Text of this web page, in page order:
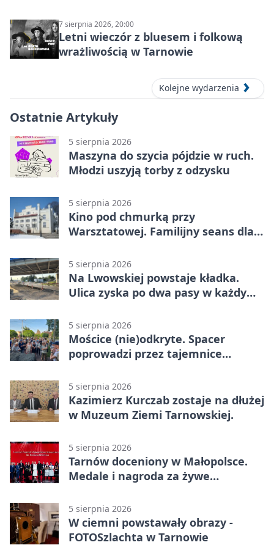
7 sierpnia 2026, 20:00
Letni wieczór z bluesem i folkową
wrażliwością w Tarnowie
Kolejne wydarzenia
Ostatnie Artykuły
5 sierpnia 2026
Maszyna do szycia pójdzie w ruch.
Młodzi uszyją torby z odzysku
5 sierpnia 2026
Kino pod chmurką przy
Warsztatowej. Familijny seans dla
5 sierpnia 2026
Na Lwowskiej powstaje kładka.
Ulica zyska po dwa pasy w każdym
5 sierpnia 2026
Mościce (nie)odkryte. Spacer
poprowadzi przez tajemnice
5 sierpnia 2026
Kazimierz Kurczab zostaje na dłużej
w Muzeum Ziemi Tarnowskiej.
5 sierpnia 2026
Tarnów doceniony w Małopolsce.
Medale i nagroda za żywe
5 sierpnia 2026
W ciemni powstawały obrazy -
FOTOSzlachta w Tarnowie